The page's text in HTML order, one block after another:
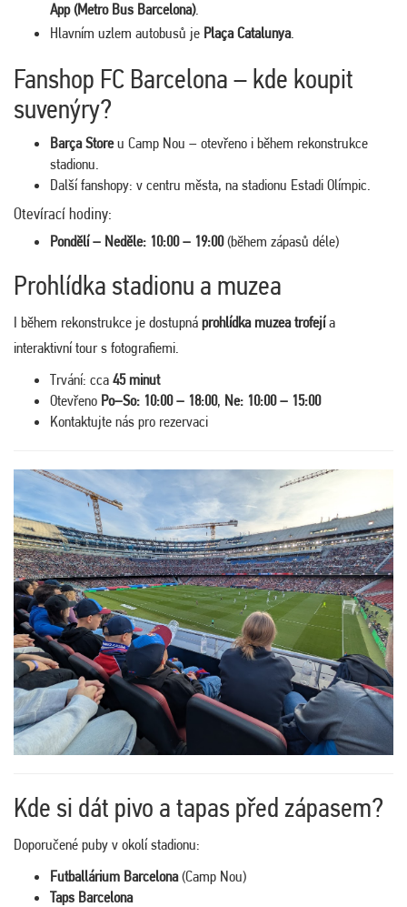
App (Metro Bus Barcelona).
Hlavním uzlem autobusů je Plaça Catalunya.
Fanshop FC Barcelona – kde koupit
suvenýry?
Barça Storeu Camp Nou – otevřeno i během rekonstrukce
stadionu.
Další fanshopy: v centru města, na stadionu Estadi Olímpic.
Otevírací hodiny:
Pondělí – Neděle: 10:00 – 19:00(během zápasů déle)
Prohlídka stadionu a muzea
I během rekonstrukce je dostupná prohlídka muzea trofejía
interaktivní tour s fotografiemi.
Trvání: cca 45 minut
Otevřeno Po–So: 10:00 – 18:00, Ne: 10:00 – 15:00
Kontaktujte nás pro rezervaci
Kde si dát pivo a tapas před zápasem?
Doporučené puby v okolí stadionu:
Futballárium Barcelona(Camp Nou)
Taps Barcelona